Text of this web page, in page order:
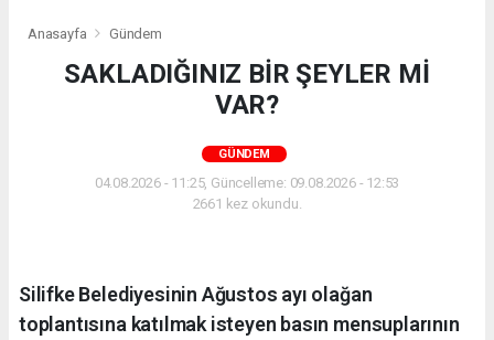
Anasayfa Gündem
SAKLADIĞINIZ BİR ŞEYLER Mİ
VAR?
GÜNDEM
04.08.2026 - 11:25, Güncelleme: 09.08.2026 - 12:53
2661 kez okundu.
Silifke Belediyesinin Ağustos ayı olağan
toplantısına katılmak isteyen basın mensuplarının